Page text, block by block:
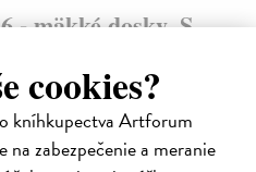
cookies?
kníhkupectva Artforum
na zabezpečenie a meranie
- mäkké dosky, S,
2026. Na každý deň stránka pre